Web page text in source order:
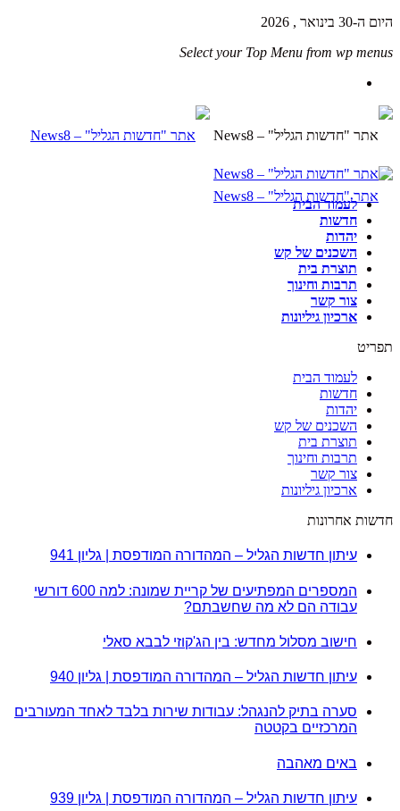
היום ה-30 בינואר , 2026
Select your Top Menu from wp menus
לעמוד הבית
חדשות
יהדות
השכנים של קש
תוצרת בית
תרבות וחינוך
צור קשר
ארכיון גיליונות
תפריט
לעמוד הבית
חדשות
יהדות
השכנים של קש
תוצרת בית
תרבות וחינוך
צור קשר
ארכיון גיליונות
חדשות אחרונות
עיתון חדשות הגליל – המהדורה המודפסת | גליון 941
המספרים המפתיעים של קריית שמונה: למה 600 דורשי
עבודה הם לא מה שחשבתם?
חישוב מסלול מחדש: בין הג'קוזי לבבא סאלי
עיתון חדשות הגליל – המהדורה המודפסת | גליון 940
סערה בתיק להנגהל: עבודות שירות בלבד לאחד המעורבים
המרכזיים בקטטה
באים מאהבה
עיתון חדשות הגליל – המהדורה המודפסת | גליון 939